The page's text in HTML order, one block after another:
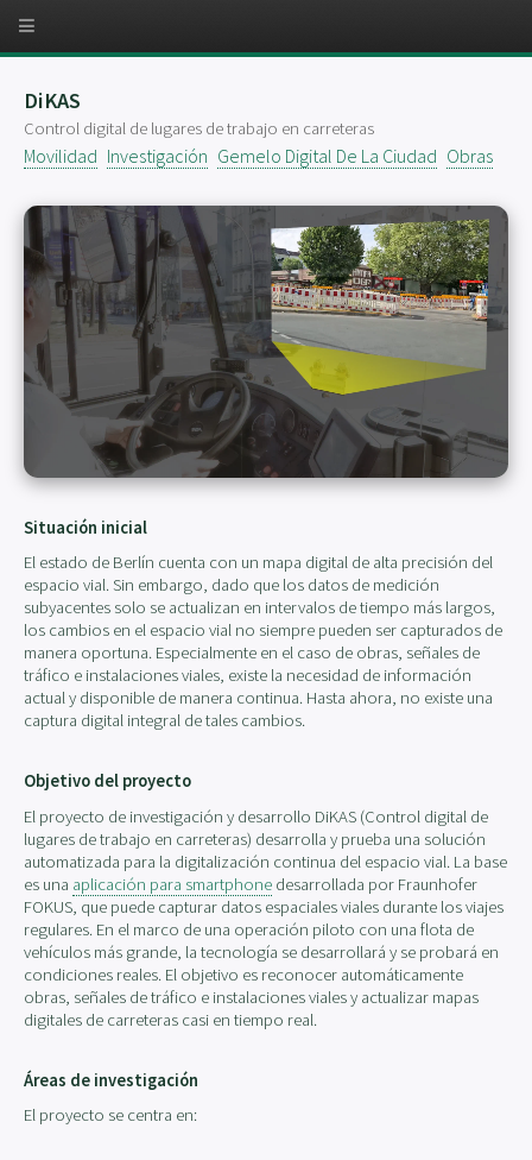
DiKAS
Control digital de lugares de trabajo en carreteras
Movilidad Investigación Gemelo Digital De La Ciudad Obras
Situación inicial
El estado de Berlín cuenta con un mapa digital de alta precisión del
espacio vial. Sin embargo, dado que los datos de medición
subyacentes solo se actualizan en intervalos de tiempo más largos,
los cambios en el espacio vial no siempre pueden ser capturados de
manera oportuna. Especialmente en el caso de obras, señales de
tráfico e instalaciones viales, existe la necesidad de información
actual y disponible de manera continua. Hasta ahora, no existe una
captura digital integral de tales cambios.
Objetivo del proyecto
El proyecto de investigación y desarrollo DiKAS (Control digital de
lugares de trabajo en carreteras) desarrolla y prueba una solución
automatizada para la digitalización continua del espacio vial. La base
es una aplicación para smartphone desarrollada por Fraunhofer
FOKUS, que puede capturar datos espaciales viales durante los viajes
regulares. En el marco de una operación piloto con una flota de
vehículos más grande, la tecnología se desarrollará y se probará en
condiciones reales. El objetivo es reconocer automáticamente
obras, señales de tráfico e instalaciones viales y actualizar mapas
digitales de carreteras casi en tiempo real.
Áreas de investigación
El proyecto se centra en: